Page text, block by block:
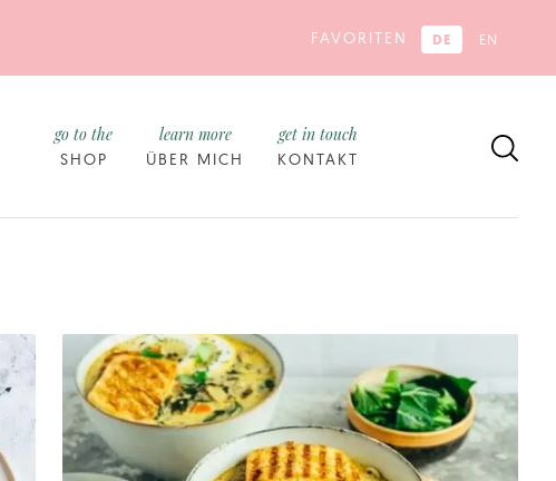
FAVORITEN DE EN
SHOP
go to the
ÜBER MICH
learn more
KONTAKT
get in touch